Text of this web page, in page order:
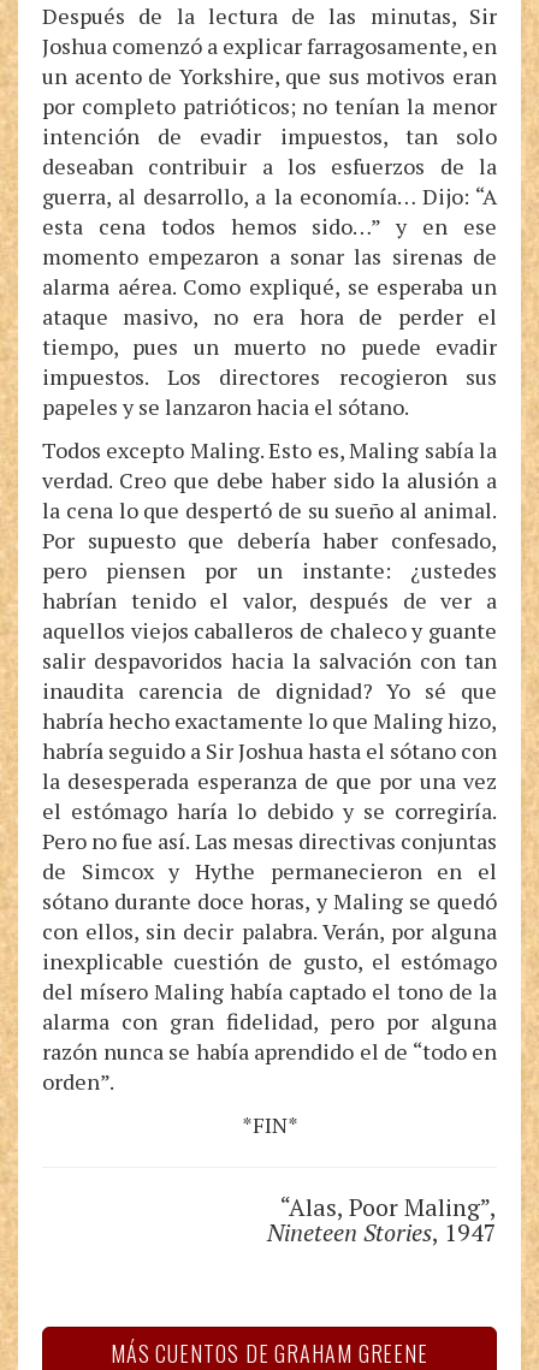
Después de la lectura de las minutas, Sir
Joshua comenzó a explicar farragosamente, en
un acento de Yorkshire, que sus motivos eran
por completo patrióticos; no tenían la menor
intención de evadir impuestos, tan solo
deseaban contribuir a los esfuerzos de la
guerra, al desarrollo, a la economía… Dijo: “A
esta cena todos hemos sido…” y en ese
momento empezaron a sonar las sirenas de
alarma aérea. Como expliqué, se esperaba un
ataque masivo, no era hora de perder el
tiempo, pues un muerto no puede evadir
impuestos. Los directores recogieron sus
papeles y se lanzaron hacia el sótano.
Todos excepto Maling. Esto es, Maling sabía la
verdad. Creo que debe haber sido la alusión a
la cena lo que despertó de su sueño al animal.
Por supuesto que debería haber confesado,
pero piensen por un instante: ¿ustedes
habrían tenido el valor, después de ver a
aquellos viejos caballeros de chaleco y guante
salir despavoridos hacia la salvación con tan
inaudita carencia de dignidad? Yo sé que
habría hecho exactamente lo que Maling hizo,
habría seguido a Sir Joshua hasta el sótano con
la desesperada esperanza de que por una vez
el estómago haría lo debido y se corregiría.
Pero no fue así. Las mesas directivas conjuntas
de Simcox y Hythe permanecieron en el
sótano durante doce horas, y Maling se quedó
con ellos, sin decir palabra. Verán, por alguna
inexplicable cuestión de gusto, el estómago
del mísero Maling había captado el tono de la
alarma con gran fidelidad, pero por alguna
razón nunca se había aprendido el de “todo en
orden”.
*FIN*
“Alas, Poor Maling”,
Nineteen Stories, 1947
MÁS CUENTOS DE GRAHAM GREENE